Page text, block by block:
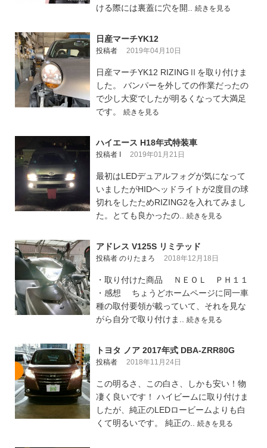
ける際には裏蓋に穴を開.. 続きを見る
日産マーチYK12
投稿者 2019年04月10日
日産マーチYK12 RIZINGⅡを取り付けま
した。 バンパーを外しての作業だったの
で少し大変でしたが明るくなって大満足
です。 続きを見る
ハイエース H18年式特装車
投稿者 I 2019年01月21日
最初はLEDデュアルフォグが気になって
いましたがHIDヘッドライトが2度目の球
切れをしたためRIZING2を入れてみまし
た。とても良かったの.. 続きを見る
アドレス V125S リミテッド
投稿者 のりたまろ 2018年12月18日
・取り付けた商品 ＮＥＯＬ ＰＨ１１
・感想 ちょうどホームページに同一車
種の取付要領が載っていて、それを見な
がら自分で取り付けま.. 続きを見る
トヨタ ノア 2017年式 DBA-ZRR80G
投稿者 2018年11月24日
この明るさ、この白さ、しかも安い！物
凄く良いです！ ハイビームに取り付けま
したが、純正のLEDロービームよりも白
くて明るいです。 純正の.. 続きを見る